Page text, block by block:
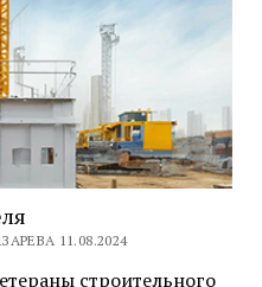
11.08.2024
строительного